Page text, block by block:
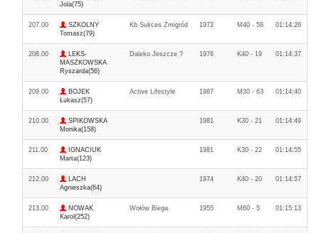
Jola(75)
207.00
SZKOLNY
Tomasz(79)
Kb Sukces Żmigród 1972 M40 - 58 01:14:26
208.00
LEKS-
MASZKOWSKA
Ryszarda(56)
Daleko Jeszcze ? 1976 K40 - 19 01:14:37
209.00
BOJEK
Łukasz(57)
Active Lifestyle 1987 M30 - 63 01:14:40
210.00
SPIKOWSKA
Monika(158)
1981 K30 - 21 01:14:49
211.00
IGNACIUK
Marta(123)
1981 K30 - 22 01:14:55
212.00
LACH
Agnieszka(64)
1974 K40 - 20 01:14:57
213.00
NOWAK
Karol(252)
Wołów Biega 1955 M60 - 5 01:15:13